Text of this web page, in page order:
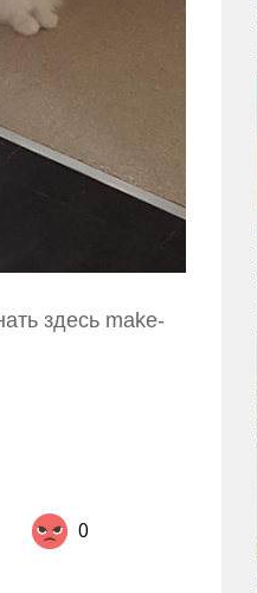
здесь make-
0